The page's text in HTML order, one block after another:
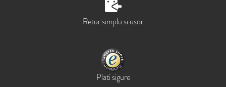
Retur simplu si usor
Plati sigure